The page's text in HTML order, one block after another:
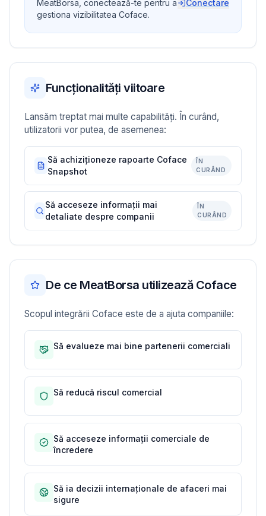
MeatBorsa, conectează-te pentru a
gestiona vizibilitatea Coface.
Conectare
Funcționalități viitoare
Lansăm treptat mai multe capabilități. În curând,
utilizatorii vor putea, de asemenea:
Să achiziționeze rapoarte Coface
Snapshot
ÎN
CURÂND
Să acceseze informații mai
detaliate despre companii
ÎN
CURÂND
De ce MeatBorsa utilizează Coface
Scopul integrării Coface este de a ajuta companiile:
Să evalueze mai bine partenerii comerciali
Să reducă riscul comercial
Să acceseze informații comerciale de
încredere
Să ia decizii internaționale de afaceri mai
sigure